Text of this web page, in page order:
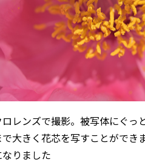
レンズで撮影。被写体にぐっ
で大きく花芯を写すことができ
りました